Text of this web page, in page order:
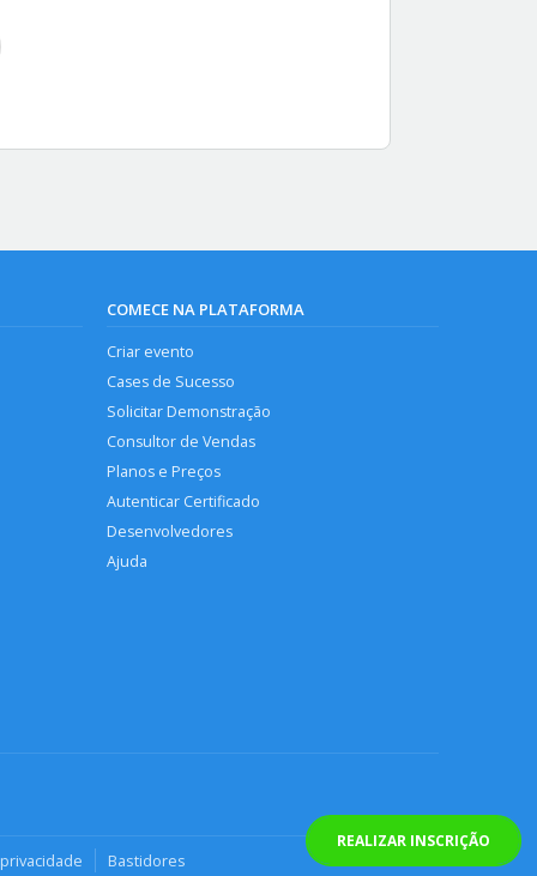
REALIZAR INSCRIÇÃO
COMECE NA PLATAFORMA
Criar evento
Cases de Sucesso
Solicitar Demonstração
Consultor de Vendas
Planos e Preços
Autenticar Certificado
Desenvolvedores
Ajuda
Bastidores